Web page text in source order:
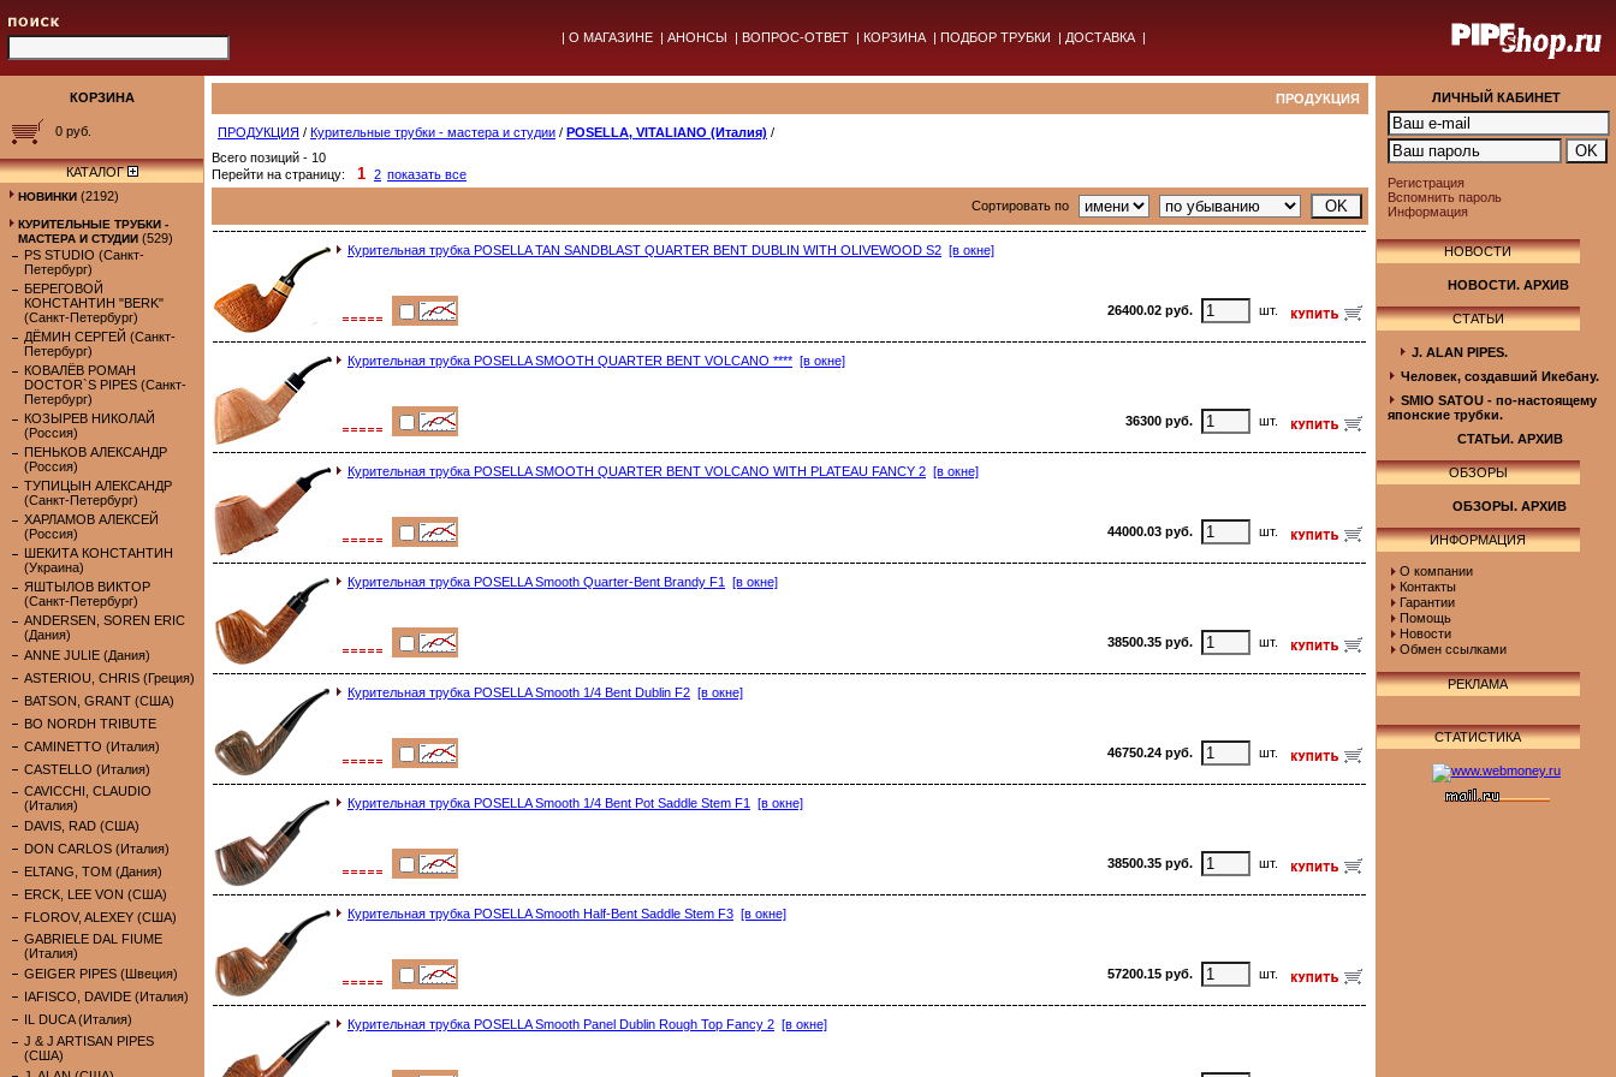
| О МАГАЗИНЕ | АНОНСЫ | ВОПРОС-ОТВЕТ | КОРЗИНА | ПОДБОР ТРУБКИ | ДОСТАВКА |
КОРЗИНА
0 руб.
КАТАЛОГ
НОВИНКИ (2192)
КУРИТЕЛЬНЫЕ ТРУБКИ -
МАСТЕРА И СТУДИИ (529)
PS STUDIO (Санкт-
Петербург)
БЕРЕГОВОЙ
КОНСТАНТИН "BERK"
(Санкт-Петербург)
ДЁМИН СЕРГЕЙ (Санкт-
Петербург)
КОВАЛЁВ РОМАН
DOCTOR`S PIPES (Санкт-
Петербург)
КОЗЫРЕВ НИКОЛАЙ
(Россия)
ПЕНЬКОВ АЛЕКСАНДР
(Россия)
ТУПИЦЫН АЛЕКСАНДР
(Санкт-Петербург)
ХАРЛАМОВ АЛЕКСЕЙ
(Россия)
ШЕКИТА КОНСТАНТИН
(Украина)
ЯШТЫЛОВ ВИКТОР
(Санкт-Петербург)
ANDERSEN, SOREN ERIC
(Дания)
ANNE JULIE (Дания)
ASTERIOU, CHRIS (Греция)
BATSON, GRANT (США)
BO NORDH TRIBUTE
CAMINETTO (Италия)
CASTELLO (Италия)
CAVICCHI, CLAUDIO
(Италия)
DAVIS, RAD (США)
DON CARLOS (Италия)
ELTANG, TOM (Дания)
ERCK, LEE VON (США)
FLOROV, ALEXEY (США)
GABRIELE DAL FIUME
(Италия)
GEIGER PIPES (Швеция)
IAFISCO, DAVIDE (Италия)
IL DUCA (Италия)
J & J ARTISAN PIPES
(США)
ПРОДУКЦИЯ
ПРОДУКЦИЯ / Курительные трубки - мастера и студии / POSELLA, VITALIANO (Италия) /
Всего позиций - 10
Перейти на страницу:
1 2 показать все
Сортировать по
Курительная трубка POSELLA TAN SANDBLAST QUARTER BENT DUBLIN WITH OLIVEWOOD S2 [в окне]
26400.02 руб. шт.
Курительная трубка POSELLA SMOOTH QUARTER BENT VOLCANO **** [в окне]
36300 руб. шт.
Курительная трубка POSELLA SMOOTH QUARTER BENT VOLCANO WITH PLATEAU FANCY 2 [в окне]
44000.03 руб. шт.
Курительная трубка POSELLA Smooth Quarter-Bent Brandy F1 [в окне]
38500.35 руб. шт.
Курительная трубка POSELLA Smooth 1/4 Bent Dublin F2 [в окне]
46750.24 руб. шт.
Курительная трубка POSELLA Smooth 1/4 Bent Pot Saddle Stem F1 [в окне]
38500.35 руб. шт.
Курительная трубка POSELLA Smooth Half-Bent Saddle Stem F3 [в окне]
57200.15 руб. шт.
Курительная трубка POSELLA Smooth Panel Dublin Rough Top Fancy 2 [в окне]
ЛИЧНЫЙ КАБИНЕТ
Регистрация
Вспомнить пароль
Информация
НОВОСТИ
НОВОСТИ. АРХИВ
СТАТЬИ
J. ALAN PIPES.
Человек, создавший Икебану.
SMIO SATOU - по-настоящему
японские трубки.
СТАТЬИ. АРХИВ
ОБЗОРЫ
ОБЗОРЫ. АРХИВ
ИНФОРМАЦИЯ
О компании
Контакты
Гарантии
Помощь
Новости
Обмен ссылками
РЕКЛАМА
СТАТИСТИКА